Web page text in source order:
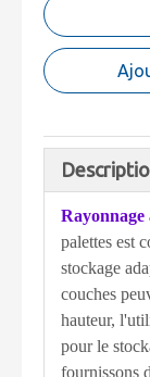
Rayonnage
palettes est
stockage
couches
hauteur,
pour le
fournissons